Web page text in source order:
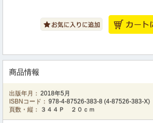
商品情報
出版年月： 2018年5月
ISBNコード： 978-4-87526-383-8 (4-87526-383-X)
頁数・縦：
３４４Ｐ ２０ｃｍ